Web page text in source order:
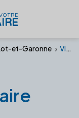
et-Garonne VINCENT Claire